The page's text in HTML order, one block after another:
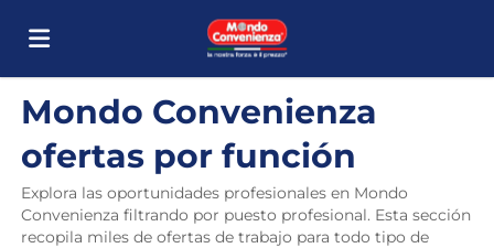
Home
Lista
Mondo Convenienza
ofertas por función
Explora las oportunidades profesionales en Mondo
Convenienza filtrando por puesto profesional. Esta sección
recopila miles de ofertas de trabajo para todo tipo de